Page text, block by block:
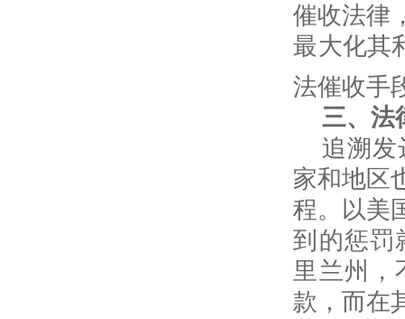
催收法律
最大化其
法催收手
三、法
追溯发
家和地区
程。以美
到的惩罚
里兰州，
款，而在